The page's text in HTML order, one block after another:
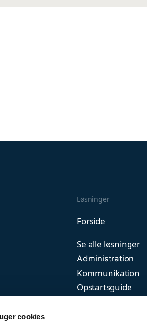
cookies
Løsninger
Forside
Se alle løsninger
Administration
Kommunikation
Opstartsguide